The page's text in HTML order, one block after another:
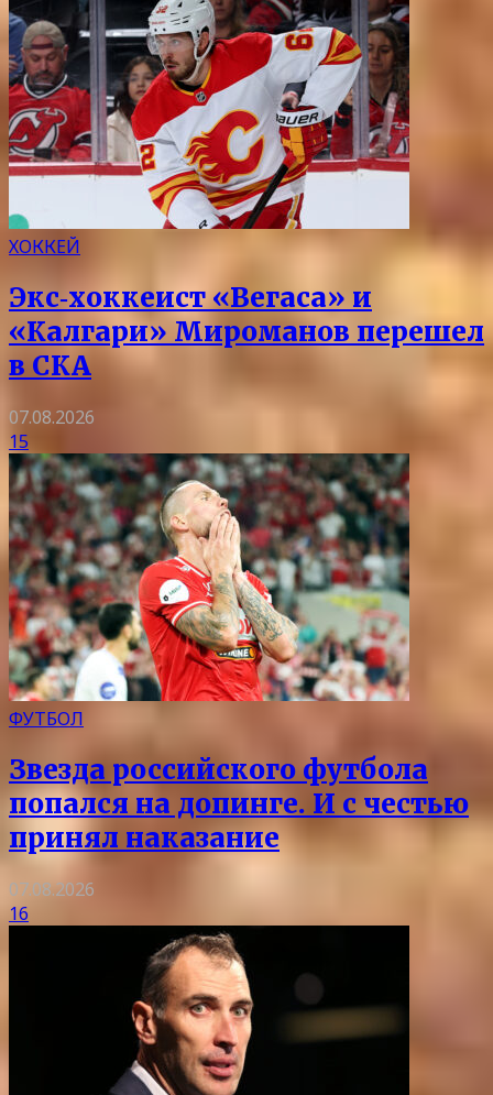
ХОККЕЙ
Экс‑хоккеист «Вегаса» и
«Калгари» Мироманов перешел
в СКА
07.08.2026
15
ФУТБОЛ
Звезда российского футбола
попался на допинге. И с честью
принял наказание
07.08.2026
16